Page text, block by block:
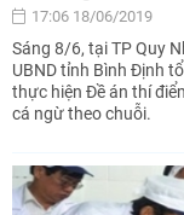
17:06 18/06/2019
Sáng 8/6, tại TP Quy
UBND tỉnh Bình Định
thực hiện Đề án thí
cá ngừ theo chuỗi.